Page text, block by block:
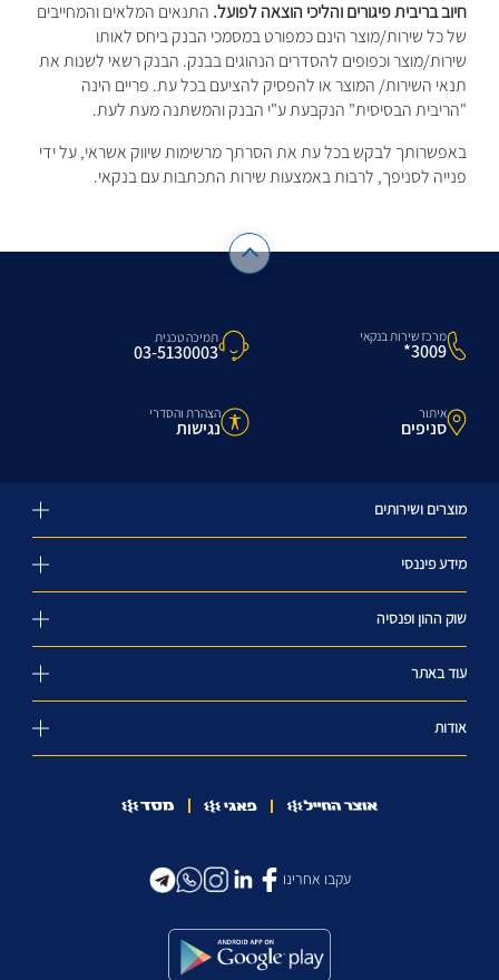
חיוב בריבית פיגורים והליכי הוצאה לפועל. התנאים המלאים והמחייבים
של כל שירות/מוצר הינם כמפורט במסמכי הבנק ביחס לאותו
שירות/מוצר וכפופים להסדרים הנהוגים בבנק. הבנק רשאי לשנות את
תנאי השירות/ המוצר או להפסיק להציעם בכל עת. פריים הינה
"הריבית הבסיסית" הנקבעת ע"י הבנק והמשתנה מעת לעת.
באפשרותך לבקש בכל עת את הסרתך מרשימות שיווק אשראי, על ידי
פנייה לסניפך, לרבות באמצעות שירות התכתבות עם בנקאי.
מרכז שירות בנקאי
3009*
תמיכה טכנית
03-5130003
איתור
סניפים
הצהרת והסדרי
נגישות
מוצרים ושירותים
מידע פיננסי
שוק ההון ופנסיה
עוד באתר
אודות
עקבו אחרינו